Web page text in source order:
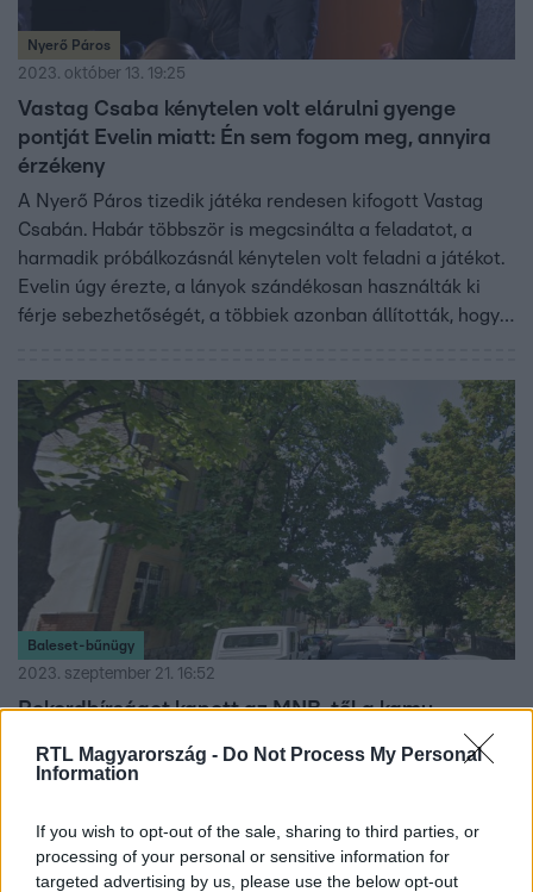
RTL Magyarország - Do Not Process My Personal
Information
If you wish to opt-out of the sale, sharing to third parties, or
processing of your personal or sensitive information for
targeted advertising by us, please use the below opt-out
Nyerő Páros
2023. október 13. 19:25
Vastag Csaba kénytelen volt elárulni gyenge
pontját Evelin miatt: Én sem fogom meg, annyira
érzékeny
A Nyerő Páros tizedik játéka rendesen kifogott Vastag
Csabán. Habár többször is megcsinálta a feladatot, a
harmadik próbálkozásnál kénytelen volt feladni a játékot.
Evelin úgy érezte, a lányok szándékosan használták ki
férje sebezhetőségét, a többiek azonban állították, hogy
Baleset-bűnügy
2023. szeptember 21. 16:52
Rekordbírságot kapott az MNB-től a kamu
befektetési alap, 320 millió forintra büntették őket
Engedély nélkül kínáltak befektetési lehetőséget